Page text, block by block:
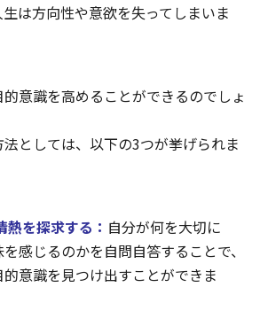
は方向性や意欲を失ってしまいま
意識を高めることができるのでしょ
としては、以下の3つが挙げられま
を探求する： 自分が何を大切に
感じるのかを自問自答することで、
意識を見つけ出すことができま